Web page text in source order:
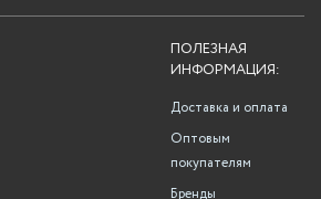
ПОЛЕЗНАЯ
ИНФОРМАЦИЯ:
Доставка и оплата
Оптовым
покупателям
Бренды